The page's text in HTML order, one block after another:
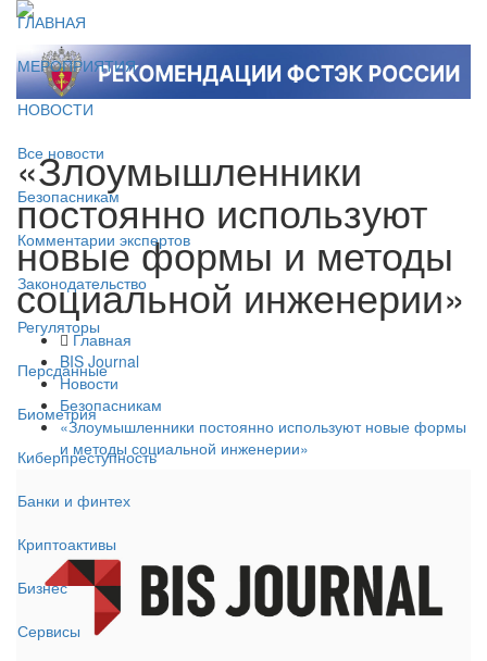
ГЛАВНАЯ
МЕРОПРИЯТИЯ
НОВОСТИ
Все новости
Безопасникам
Комментарии экспертов
Законодательство
Регуляторы
Персданные
Биометрия
Киберпреступность
Банки и финтех
Криптоактивы
Бизнес
Сервисы
«Злоумышленники
постоянно используют
новые формы и методы
социальной инженерии»
Главная
BIS Journal
Новости
Безопасникам
«Злоумышленники постоянно используют новые формы
и методы социальной инженерии»